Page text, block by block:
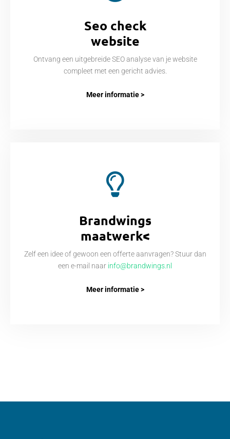
Seo check
website
Ontvang een uitgebreide SEO analyse van je website
compleet met een gericht advies.
Meer informatie >
Brandwings
maatwerk<
Zelf een idee of gewoon een offerte aanvragen? Stuur dan
een e-mail naar info@brandwings.nl
Meer informatie >